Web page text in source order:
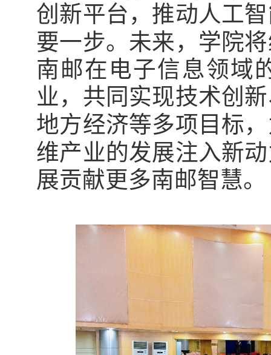
创新平台 ， 推动人工
要一步。未来，学院
南邮在电子信息领域
业， 共同实现技术创
地方经济等多项目标，
维产业的发展注入新
展贡献更多南邮智慧。